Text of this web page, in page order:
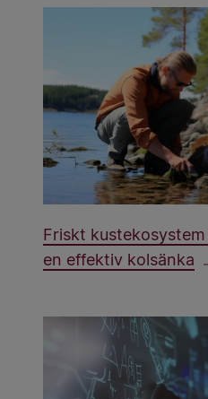
Friskt
en effektiv kolsänka